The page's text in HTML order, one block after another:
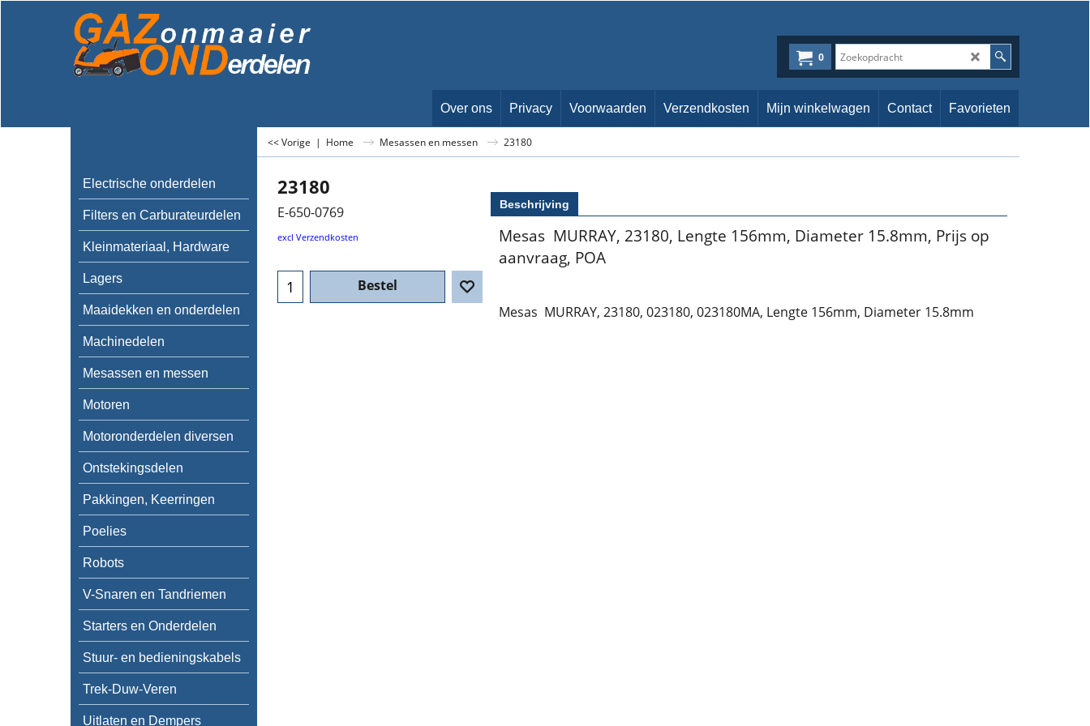
0
Over ons Privacy Voorwaarden Verzendkosten Mijn winkelwagen Contact Favorieten
Electrische onderdelen
Filters en Carburateurdelen
Kleinmateriaal, Hardware
Lagers
Maaidekken en onderdelen
Machinedelen
Mesassen en messen
Motoren
Motoronderdelen diversen
Ontstekingsdelen
Pakkingen, Keerringen
Poelies
Robots
V-Snaren en Tandriemen
Starters en Onderdelen
Stuur- en bedieningskabels
Trek-Duw-Veren
Uitlaten en Dempers
<< Vorige | Home Mesassen en messen 23180
23180
E-650-0769
excl Verzendkosten
Bestel
Beschrijving
Mesas MURRAY, 23180, Lengte 156mm, Diameter 15.8mm, Prijs op
aanvraag, POA
Mesas MURRAY, 23180, 023180, 023180MA, Lengte 156mm, Diameter 15.8mm